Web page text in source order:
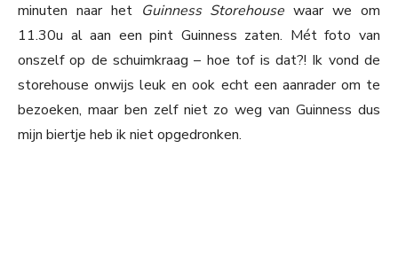
minuten naar het Guinness Storehousewaar we om
11.30u al aan een pint Guinness zaten. Mét foto van
onszelf op de schuimkraag – hoe tof is dat?! Ik vond de
storehouse onwijs leuk en ook echt een aanrader om te
bezoeken, maar ben zelf niet zo weg van Guinness dus
mijn biertje heb ik niet opgedronken.